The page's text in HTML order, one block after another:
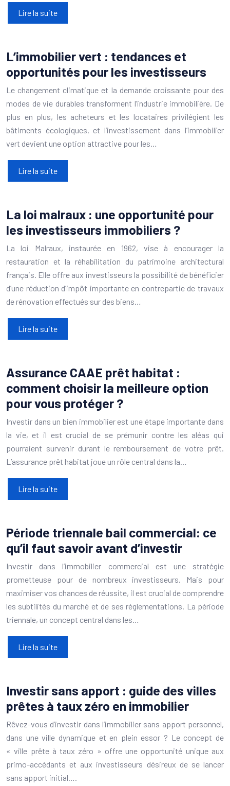
Lire la suite
L’immobilier vert : tendances et
opportunités pour les investisseurs
Le changement climatique et la demande croissante pour des
modes de vie durables transforment l’industrie immobilière. De
plus en plus, les acheteurs et les locataires privilégient les
bâtiments écologiques, et l’investissement dans l’immobilier
vert devient une option attractive pour les…
Lire la suite
La loi malraux : une opportunité pour
les investisseurs immobiliers ?
La loi Malraux, instaurée en 1962, vise à encourager la
restauration et la réhabilitation du patrimoine architectural
français. Elle offre aux investisseurs la possibilité de bénéficier
d’une réduction d’impôt importante en contrepartie de travaux
de rénovation effectués sur des biens…
Lire la suite
Assurance CAAE prêt habitat :
comment choisir la meilleure option
pour vous protéger ?
Investir dans un bien immobilier est une étape importante dans
la vie, et il est crucial de se prémunir contre les aléas qui
pourraient survenir durant le remboursement de votre prêt.
L’assurance prêt habitat joue un rôle central dans la…
Lire la suite
Période triennale bail commercial: ce
qu’il faut savoir avant d’investir
Investir dans l’immobilier commercial est une stratégie
prometteuse pour de nombreux investisseurs. Mais pour
maximiser vos chances de réussite, il est crucial de comprendre
les subtilités du marché et de ses réglementations. La période
triennale, un concept central dans les…
Lire la suite
Investir sans apport : guide des villes
prêtes à taux zéro en immobilier
Rêvez-vous d’investir dans l’immobilier sans apport personnel,
dans une ville dynamique et en plein essor ? Le concept de
« ville prête à taux zéro » offre une opportunité unique aux
primo-accédants et aux investisseurs désireux de se lancer
sans apport initial….